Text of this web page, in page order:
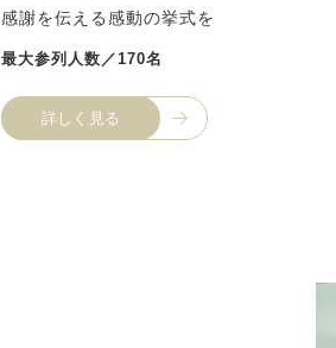
感謝を伝える感動の挙式を
最大参列人数／170名
詳しく見る